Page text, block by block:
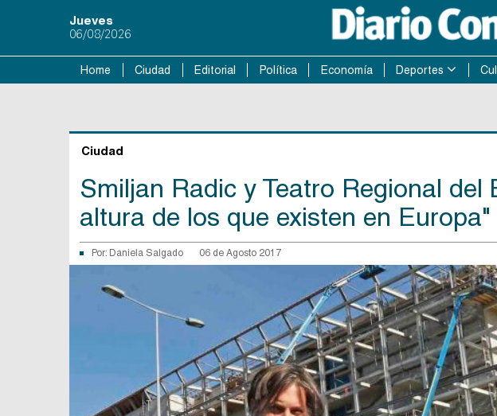
Jueves
06/08/2026
Home Ciudad Editorial Política Economía Deportes
Ciudad
Smiljan Radic y Teatro Regional del
altura de los que existen en Europa"
Por: Daniela Salgado 06 de Agosto 2017